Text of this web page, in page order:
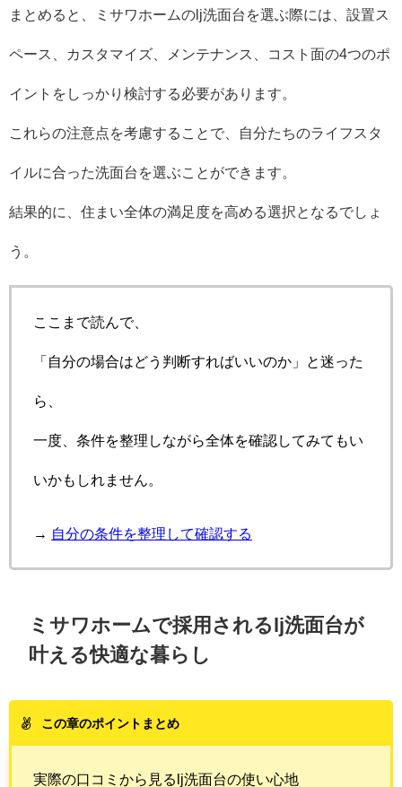
まとめると、ミサワホームのlj洗面台を選ぶ際には、設置ス
ペース、カスタマイズ、メンテナンス、コスト面の4つのポ
イントをしっかり検討する必要があります。
これらの注意点を考慮することで、自分たちのライフスタ
イルに合った洗面台を選ぶことができます。
結果的に、住まい全体の満足度を高める選択となるでしょ
う。
ここまで読んで、
「自分の場合はどう判断すればいいのか」と迷った
ら、
一度、条件を整理しながら全体を確認してみてもい
いかもしれません。
→ 自分の条件を整理して確認する
ミサワホームで採用されるlj洗面台が
叶える快適な暮らし
この章のポイントまとめ
実際の口コミから見るlj洗面台の使い心地